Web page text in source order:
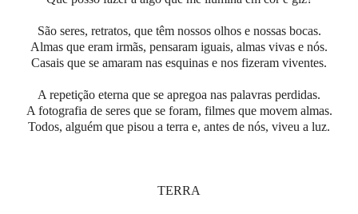
São seres, retratos, que têm nossos olhos e nossas bocas.
Almas que eram irmãs, pensaram iguais, almas vivas e nós.
Casais que se amaram nas esquinas e nos fizeram viventes.
A repetição eterna que se apregoa nas palavras perdidas.
A fotografia de seres que se foram, filmes que movem almas.
Todos, alguém que pisou a terra e, antes de nós, viveu a luz.
TERRA